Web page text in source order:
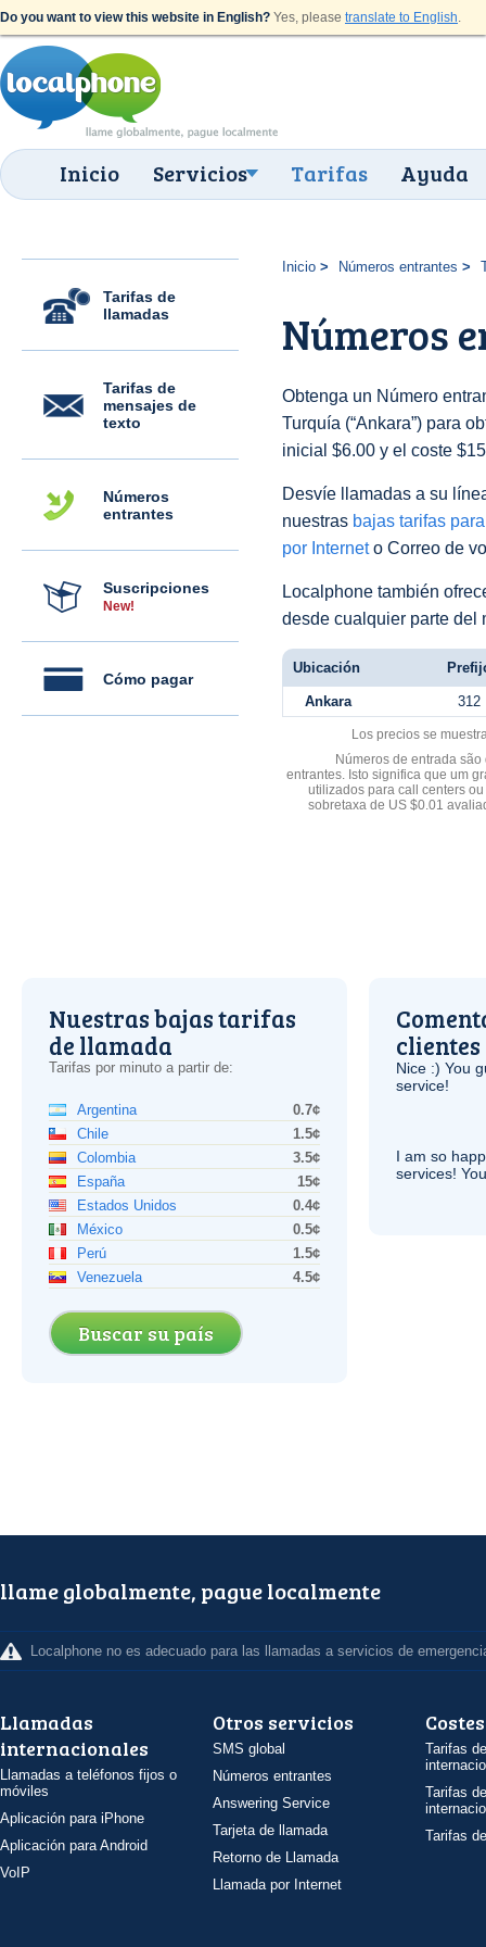
Do you want to view this website in English? Yes, please translate to English.
Inicio Servicios Tarifas Ayuda
Tarifas de
llamadas
Tarifas de
mensajes de
texto
Números
entrantes
Suscripciones
New!
Cómo pagar
Inicio Números entrantes
Números
Obtenga un Número
Turquía (“Ankara”) para
inicial $6.00 y el coste
Desvíe llamadas a su
nuestras bajas tarifas
por Interneto Correo de
Localphone también
desde cualquier parte del
Ubicación
Ankara 312
Los precios se
Números de entrada
entrantes. Isto significa que um
utilizados para call centers
sobretaxa de US $0.01
Nuestras bajas tarifas
de llamada
Tarifas por minuto a partir de:
Argentina
0.7¢
Chile
1.5¢
Colombia
3.5¢
España
15¢
Estados Unidos
0.4¢
México
0.5¢
Perú
1.5¢
Venezuela
4.5¢
Buscar su país
clientes
Nice :) You
service!
I am so
services!
llame globalmente, pague localmente
Localphone no es adecuado para las llamadas a servicios de
Llamadas
internacionales
Llamadas a teléfonos fijos o
móviles
Aplicación para iPhone
Aplicación para Android
VoIP
Otros servicios
SMS global
Números entrantes
Answering Service
Tarjeta de llamada
Retorno de Llamada
Llamada por Internet
Costes
Tarifas
Tarifas
Tarifas